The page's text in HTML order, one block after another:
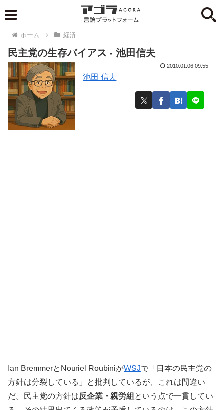
ホーム 経済
民主党の生存バイアス - 池田信夫
池田 信夫
2010.01.06 09:55
Ian BremmerとNouriel RoubiniがWSJで「日本の民主党の
方針は分裂している」と批判しているが、これは間違い
だ。民主党の方針は反企業・親労組 という点で一貫してい